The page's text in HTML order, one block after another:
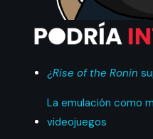
¿Rise of the Ronin
La emulación como
videojuegos